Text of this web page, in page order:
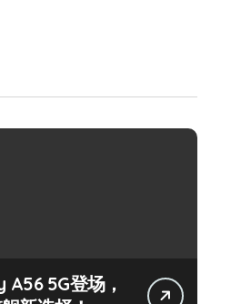
A56 5G登场，